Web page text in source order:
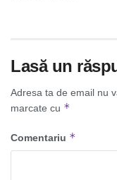
Lasă un
Adresa ta de email nu
marcate cu *
Comentariu *